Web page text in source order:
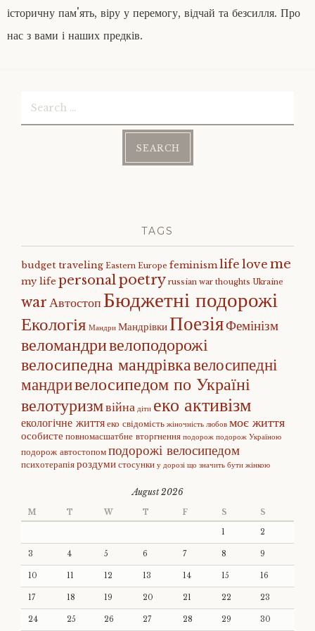
історичну пам'ять, віру у перемогу, відчай та безсилля. Про
нас з вами і наших предків.
TAGS
budget traveling Eastern Europe feminismlife love me
my life personalpoetry russian war thoughts Ukraine
warАвтостопБюджетні подорожі
Екологія Мандри МандрівкиПоезіяФемінізм
веломандривелоподорожі
велосипедна мандрівкавелосипедні
мандривелосипедом по Україні
велотуризмвійна діти еко активізм
екологічне життяеко свідомість жіночність любов моє життя
особисте повномасшатбне вторгнення подорож подорож Україною
подорож автостопомподорожі велосипедом
психотерапіяроздумистосунки у дорозі що значить бути жінкою
August 2026
M T W T F S S
1 2
3 4 5 6 7 8 9
10 11 12 13 14 15 16
17 18 19 20 21 22 23
24 25 26 27 28 29 30